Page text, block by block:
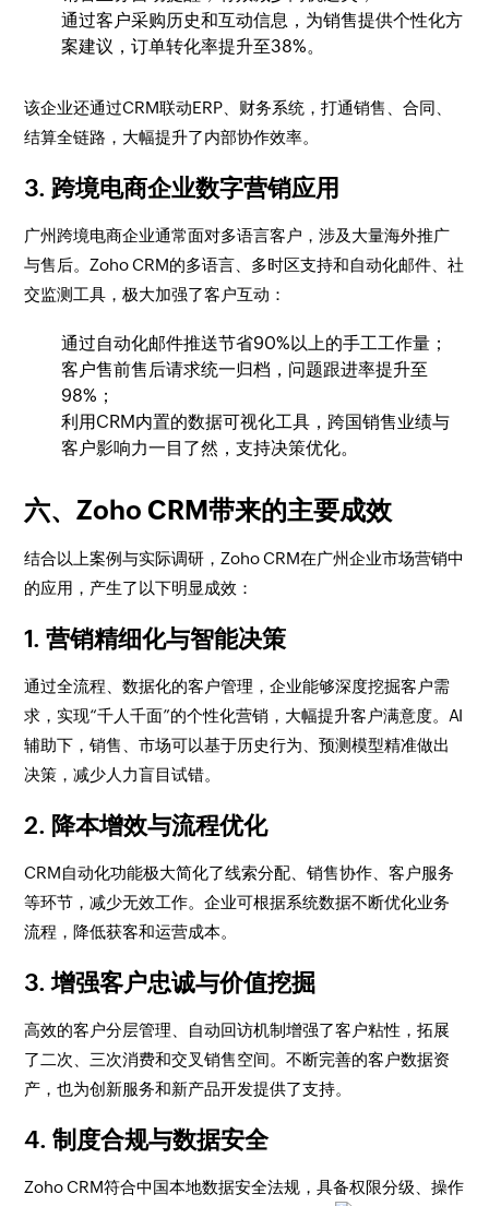
通过客户采购历史和互动信息，为销售提供个性化方
案建议，订单转化率提升至38%。
该企业还通过CRM联动ERP、财务系统，打通销售、合同、
结算全链路，大幅提升了内部协作效率。
3. 跨境电商企业数字营销应用
广州跨境电商企业通常面对多语言客户，涉及大量海外推广
与售后。Zoho CRM的多语言、多时区支持和自动化邮件、社
交监测工具，极大加强了客户互动：
通过自动化邮件推送节省90%以上的手工工作量；
客户售前售后请求统一归档，问题跟进率提升至
98%；
利用CRM内置的数据可视化工具，跨国销售业绩与
客户影响力一目了然，支持决策优化。
六、Zoho CRM带来的主要成效
结合以上案例与实际调研，Zoho CRM在广州企业市场营销中
的应用，产生了以下明显成效：
1. 营销精细化与智能决策
通过全流程、数据化的客户管理，企业能够深度挖掘客户需
求，实现“千人千面”的个性化营销，大幅提升客户满意度。AI
辅助下，销售、市场可以基于历史行为、预测模型精准做出
决策，减少人力盲目试错。
2. 降本增效与流程优化
CRM自动化功能极大简化了线索分配、销售协作、客户服务
等环节，减少无效工作。企业可根据系统数据不断优化业务
流程，降低获客和运营成本。
3. 增强客户忠诚与价值挖掘
高效的客户分层管理、自动回访机制增强了客户粘性，拓展
了二次、三次消费和交叉销售空间。不断完善的客户数据资
产，也为创新服务和新产品开发提供了支持。
4. 制度合规与数据安全
Zoho CRM符合中国本地数据安全法规，具备权限分级、操作